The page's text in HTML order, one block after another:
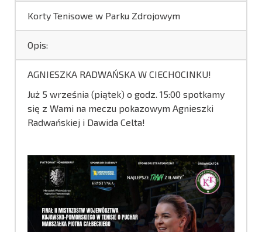
Korty Tenisowe w Parku Zdrojowym
Opis:
AGNIESZKA RADWAŃSKA W CIECHOCINKU!
Już 5 września (piątek) o godz. 15:00 spotkamy
się z Wami na meczu pokazowym Agnieszki
Radwańskiej i Dawida Celta!